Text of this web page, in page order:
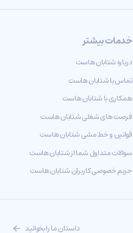
خدمات بیشتر
درباره شتابان هاست
تماس با شتابان هاست
همکاری با شتابان هاست
فرصت های شغلی شتابان هاست
قوانین و خط مشی شتابان هاست
سوالات متداول شما از شتابان هاست
حریم خصوصی کاربران شتابان هاست
داستان ما را بخوانید